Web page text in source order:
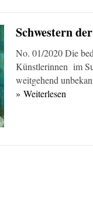
Schwestern
No. 01/2020 Die
Künstlerinnen im
weitgehend
» Weiterlesen